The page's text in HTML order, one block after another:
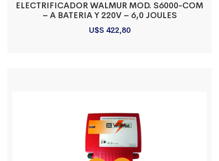
ELECTRIFICADOR WALMUR MOD. S6000-COM
– A BATERIA Y 220V – 6,0 JOULES
U$S 422,80